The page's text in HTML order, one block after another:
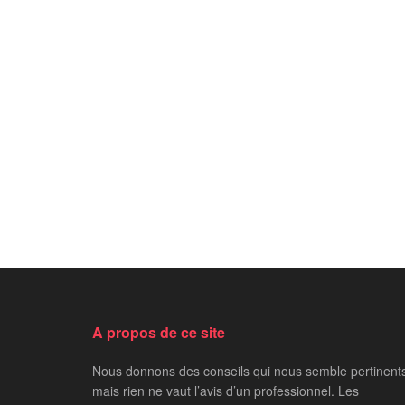
A propos de ce site
Nous donnons des conseils qui nous semble
mais rien ne vaut l’avis d’un professionnel. Les